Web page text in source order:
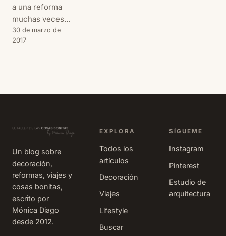
a una reforma
muchas veces
sólo pensamos
en materiales,
también hay que
a lo que hay
detrás, a aquello
que no se ve: los
aislamientos y
los mat
30 de marzo de
2017
Un blog sobre
decoración,
reformas, viajes y
cosas bonitas,
escrito por
Mónica Diago
desde 2012.
EXPLORA
Todos los
artículos
Decoración
Viajes
Lifestyle
Buscar
SÍGUEME
Instagram
Pinterest
Estudio de
arquitectura